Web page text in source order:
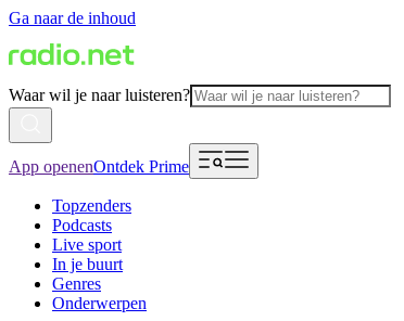
Ga naar de inhoud
Waar wil je naar luisteren?
App openenOntdek Prime
Topzenders
Podcasts
Live sport
In je buurt
Genres
Onderwerpen